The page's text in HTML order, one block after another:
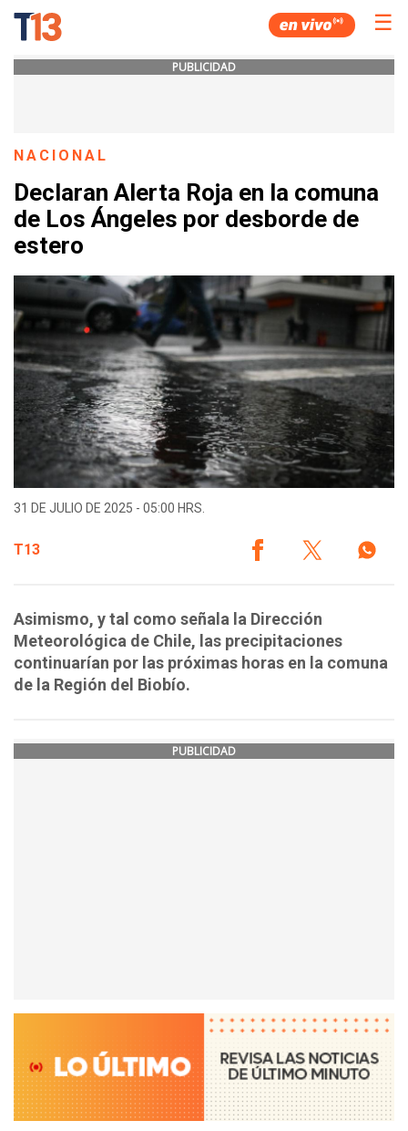
☰
PUBLICIDAD
NACIONAL
Declaran Alerta Roja en la comuna
de Los Ángeles por desborde de
estero
31 DE JULIO DE 2025 - 05:00 HRS.
T13
Asimismo, y tal como señala la Dirección
Meteorológica de Chile, las precipitaciones
continuarían por las próximas horas en la comuna
de la Región del Biobío.
PUBLICIDAD